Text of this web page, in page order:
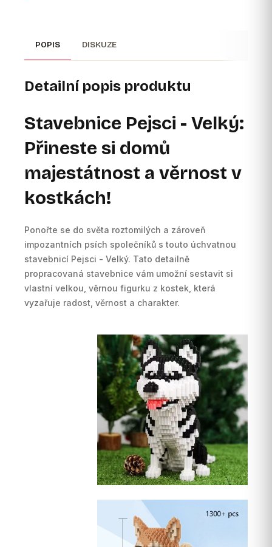
POPIS DISKUZE
Detailní popis produktu
Stavebnice Pejsci - Velký:
Přineste si domů
majestátnost a věrnost v
kostkách!
Ponořte se do světa roztomilých a zároveň
impozantních psích společníků s touto úchvatnou
stavebnicí Pejsci - Velký. Tato detailně
propracovaná stavebnice vám umožní sestavit si
vlastní velkou, věrnou figurku z kostek, která
vyzařuje radost, věrnost a charakter.